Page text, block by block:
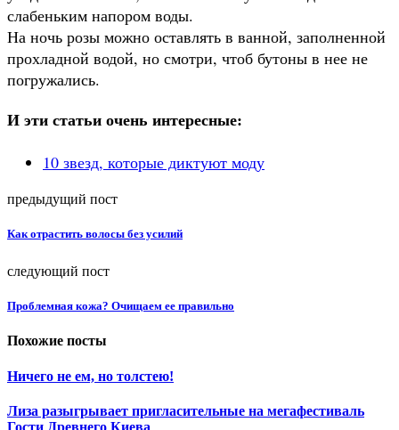
слабеньким напором воды.
На ночь розы можно оставлять в ванной, заполненной
прохладной водой, но смотри, чтоб бутоны в нее не
погружались.
И эти статьи очень интересные:
10 звезд, которые диктуют моду
предыдущий пост
Как отрастить волосы без усилий
следующий пост
Проблемная кожа? Очищаем ее правильно
Похожие посты
Ничего не ем, но толстею!
Лиза разыгрывает пригласительные на мегафестиваль
Гости Древнего Киева